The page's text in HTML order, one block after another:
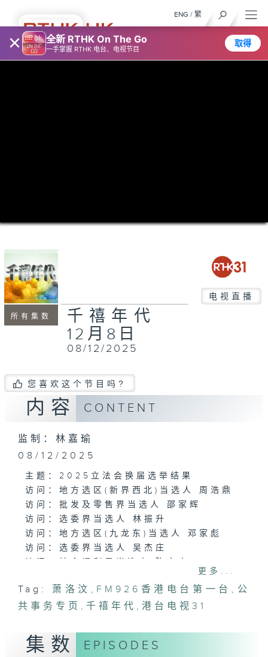
× 全新 RTHK On The Go
一手掌握 RTHK 电台、电视节目
取得
ENG / 繁
所有集数
电视直播
千禧年代
12月8日
08/12/2025
您喜欢这个节目吗?
内容 CONTENT
监制：林嘉瑜
08/12/2025
主题：2025立法会换届选举结果
访问：地方选区(新界西北)当选人 周浩鼎
访问：批发及零售界当选人 邵家辉
访问：选委界当选人 林振升
访问：地方选区(九龙东)当选人 邓家彪
访问：选委界当选人 吴杰庄
访问：地方选区(九龙西)当选人 梁文广
访问：教育界当选人 邓飞
访问：选委界当选人 陈祖光
访问：选委界当选人 黄锦辉
更多...
Tag: 萧洛汶 , FM926香港电台第一台 , 公
共事务专页 ,千禧年代 ,港台电视31
集数 EPISODES